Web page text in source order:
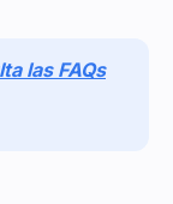
las FAQs